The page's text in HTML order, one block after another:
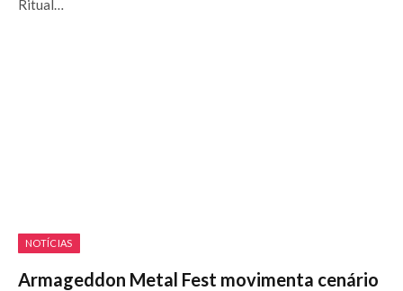
Ritual…
NOTÍCIAS
Armageddon Metal Fest movimenta cenário